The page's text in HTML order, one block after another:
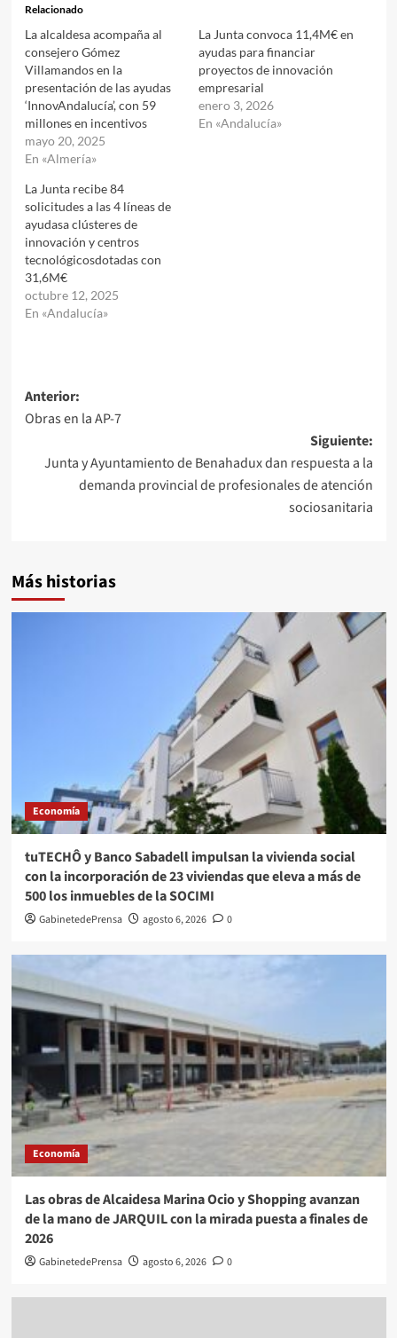
Relacionado
La alcaldesa acompaña al
consejero Gómez
Villamandos en la
presentación de las ayudas
‘InnovAndalucía’, con 59
millones en incentivos
mayo 20, 2025
En «Almería»
La Junta convoca 11,4M€ en
ayudas para financiar
proyectos de innovación
empresarial
enero 3, 2026
En «Andalucía»
La Junta recibe 84
solicitudes a las 4 líneas de
ayudasa clústeres de
innovación y centros
tecnológicosdotadas con
31,6M€
octubre 12, 2025
En «Andalucía»
Navegación
de
entradas
Anterior:
Obras en la AP-7
Siguiente:
Junta y Ayuntamiento de Benahadux dan respuesta a la
demanda provincial de profesionales de atención
sociosanitaria
Más historias
Economía
tuTECHÔ y Banco Sabadell impulsan la vivienda social
con la incorporación de 23 viviendas que eleva a más de
500 los inmuebles de la SOCIMI
GabinetedePrensa agosto 6, 2026 0
Economía
Las obras de Alcaidesa Marina Ocio y Shopping avanzan
de la mano de JARQUIL con la mirada puesta a finales de
2026
GabinetedePrensa agosto 6, 2026 0